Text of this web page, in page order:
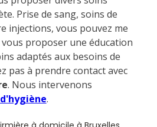
Prise de sang, soins de
injections, vous pouvez me
proposer une éducation
adaptés aux besoins de
pas à prendre contact avec
. Nous intervenons
.